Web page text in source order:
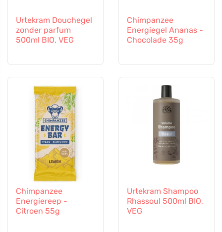
Urtekram Douchegel
zonder parfum
500ml BIO, VEG
Chimpanzee
Energiegel Ananas -
Chocolade 35g
Chimpanzee
Energiereep -
Citroen 55g
Urtekram Shampoo
Rhassoul 500ml BIO,
VEG